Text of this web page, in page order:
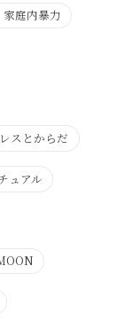
庭内暴力
スとからだ
ュアル